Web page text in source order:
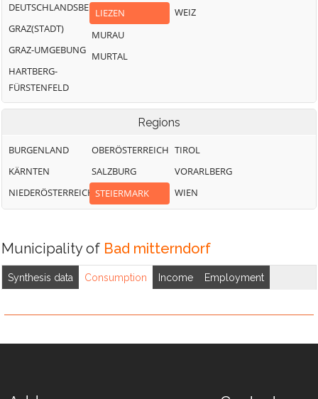
DEUTSCHLANDSBERG
GRAZ(STADT)
GRAZ-UMGEBUNG
HARTBERG-
FÜRSTENFELD
LIEZEN
MURAU
MURTAL
WEIZ
Regions
BURGENLAND
KÄRNTEN
NIEDERÖSTERREICH
OBERÖSTERREICH
SALZBURG
STEIERMARK
TIROL
VORARLBERG
WIEN
Municipality of Bad mitterndorf
Synthesis data Consumption Income Employment